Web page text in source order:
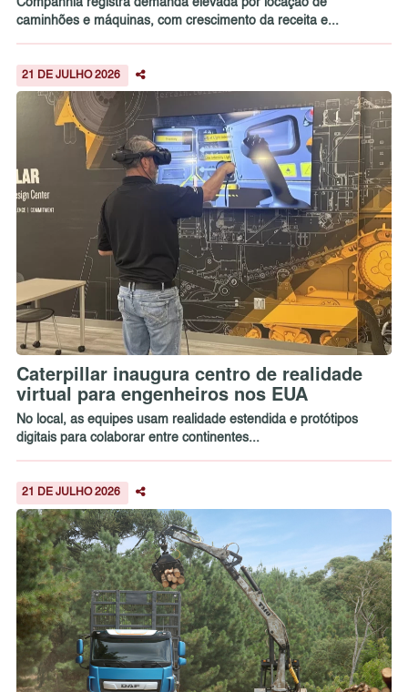
caminhões e máquinas, com crescimento da receita e...
21 DE JULHO 2026
Caterpillar inaugura centro de realidade
virtual para engenheiros nos EUA
No local, as equipes usam realidade estendida e protótipos
digitais para colaborar entre continentes...
21 DE JULHO 2026